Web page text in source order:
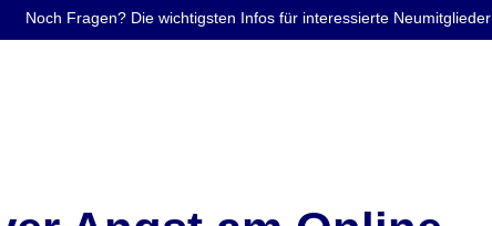
Noch Fragen? Die wichtigsten Infos für interessierte Neumitglieder